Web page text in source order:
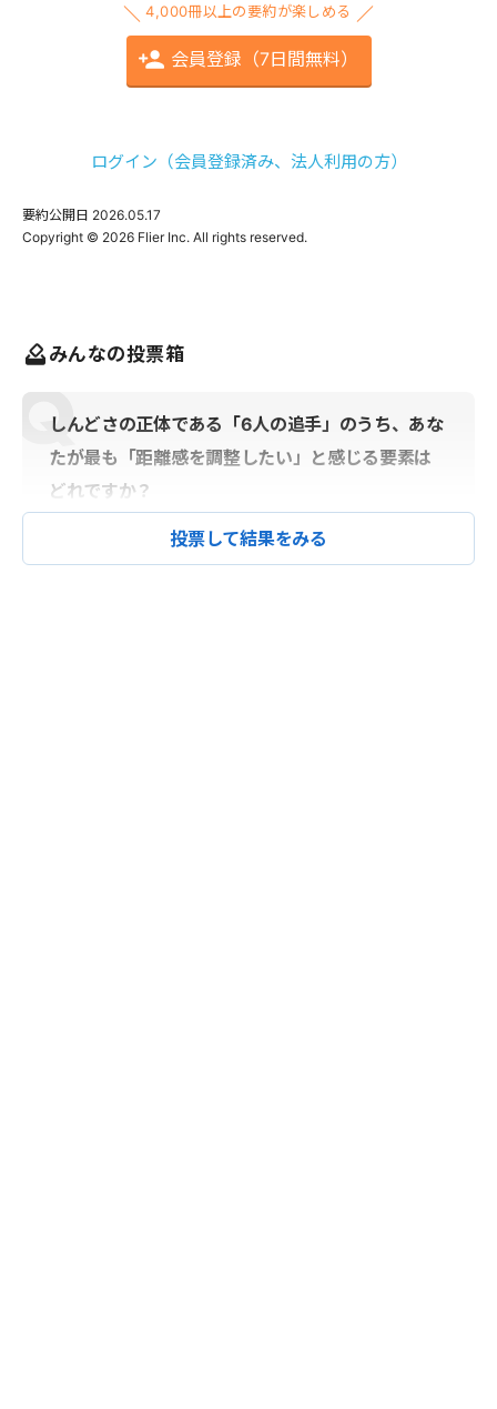
4,000冊以上の要約が楽しめる
会員登録（7日間無料）
ログイン（会員登録済み、法人利用の方）
要約公開日 2026.05.17
みんなの投票箱
しんどさの正体である「6人の追手」のうち、あな
たが最も「距離感を調整したい」と感じる要素は
どれですか？
投票して結果をみる